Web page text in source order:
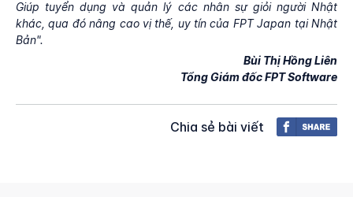
Giúp tuyển dụng và quản lý các nhân sự giỏi người Nhật
khác, qua đó nâng cao vị thế, uy tín của FPT Japan tại Nhật
Bản".
Bùi Thị Hồng Liên
Tổng Giám đốc FPT Software
Chia sẻ bài viết